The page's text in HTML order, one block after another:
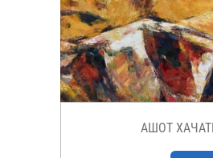
АШОТ